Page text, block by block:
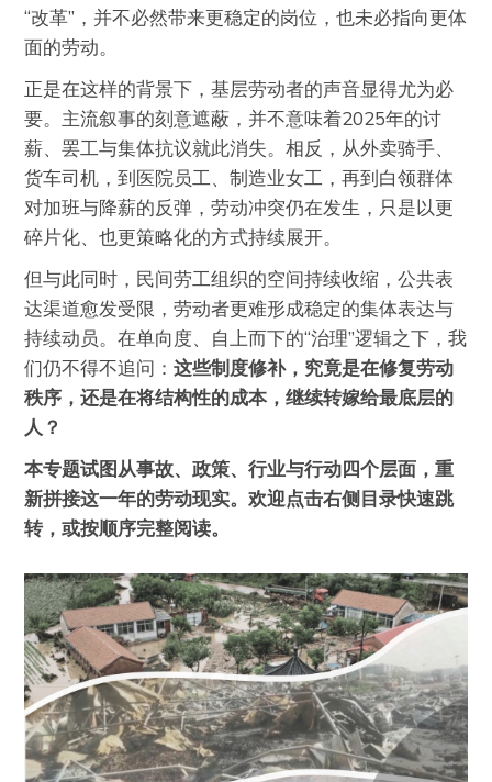
“改革”，并不必然带来更稳定的岗位，也未必指向更体
面的劳动。
正是在这样的背景下，基层劳动者的声音显得尤为必
要。主流叙事的刻意遮蔽，并不意味着2025年的讨
薪、罢工与集体抗议就此消失。相反，从外卖骑手、
货车司机，到医院员工、制造业女工，再到白领群体
对加班与降薪的反弹，劳动冲突仍在发生，只是以更
碎片化、也更策略化的方式持续展开。
但与此同时，民间劳工组织的空间持续收缩，公共表
达渠道愈发受限，劳动者更难形成稳定的集体表达与
持续动员。在单向度、自上而下的“治理”逻辑之下，我
们仍不得不追问：这些制度修补，究竟是在修复劳动
秩序，还是在将结构性的成本，继续转嫁给最底层的
人？
本专题试图从事故、政策、行业与行动四个层面，重
新拼接这一年的劳动现实。欢迎点击右侧目录快速跳
转，或按顺序完整阅读。